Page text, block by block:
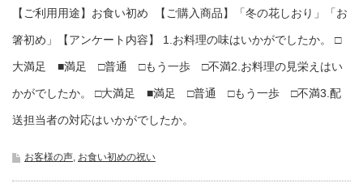
【ご利用用途】お食い初め 【ご購入商品】「冬の花しおり」「お
箸初め」【アンケート内容】 1.お料理の味はいかがでしたか。 □
大満足 ■満足 □普通 □もう一歩 □不満2.お料理の見栄えはい
かがでしたか。 □大満足 ■満足 □普通 □もう一歩 □不満3.配
送担当者の対応はいかがでしたか。
お客様の声, お食い初めの祝い